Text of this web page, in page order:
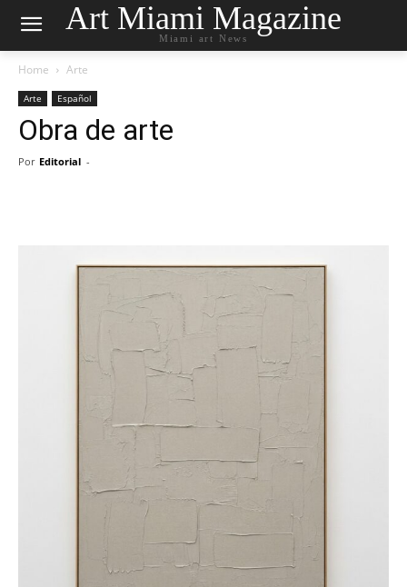
Art Miami Magazine
Miami art News
Home Arte
Arte Español
Obra de arte
Por Editorial -